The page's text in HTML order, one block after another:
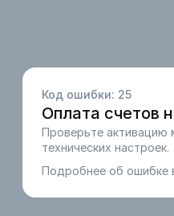
Код ошибки: 25
Оплата счетов
Проверьте активацию
технических настроек.
Подробнее об ошибке